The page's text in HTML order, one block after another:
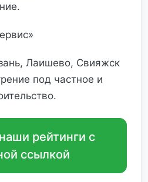
Лаишево, Свияжск
под частное и
рейтинги с
ссылкой